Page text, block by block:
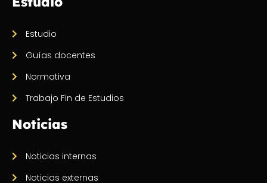
Estudio
Guías docentes
Normativa
Trabajo Fin de Estudios
Noticias
Noticias internas
Noticias externas